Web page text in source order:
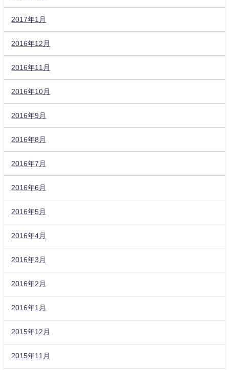
2017年1月
2016年12月
2016年11月
2016年10月
2016年9月
2016年8月
2016年7月
2016年6月
2016年5月
2016年4月
2016年3月
2016年2月
2016年1月
2015年12月
2015年11月